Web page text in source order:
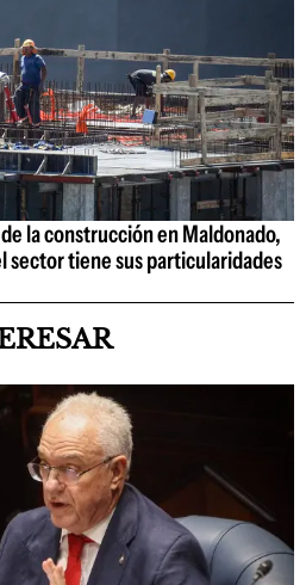
la construcción en Maldonado,
sector tiene sus particularidades